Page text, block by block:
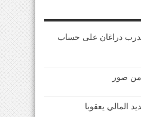
دراغان على حساب
صور
المالي يعقوبا